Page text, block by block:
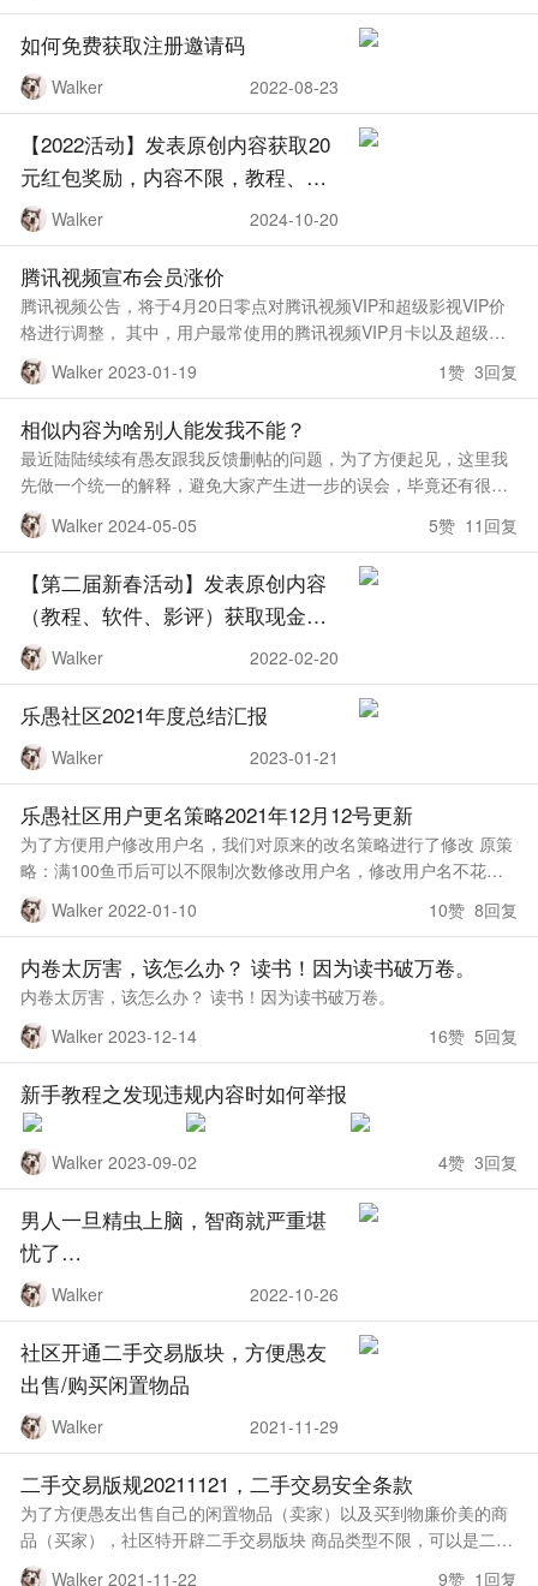
如何免费获取注册邀请码
Walker 2022-08-23
【2022活动】发表原创内容获取20
元红包奖励，内容不限，教程、软
件、影评等均可
Walker 2024-10-20
腾讯视频宣布会员涨价
腾讯视频公告，将于4月20日零点对腾讯视频VIP和超级影视VIP价
格进行调整， 其中，用户最常使用的腾讯视频VIP月卡以及超级影
视VIP的多项套餐价格均保持不变，VIP连续包月价格由20元调整为
25元
Walker 2023-01-19 1赞 3回复
相似内容为啥别人能发我不能？
最近陆陆续续有愚友跟我反馈删帖的问题，为了方便起见，这里我
先做一个统一的解释，避免大家产生进一步的误会，毕竟还有很多
用户删贴之后心里不爽但也不会跟我们反馈。 为什么相似的内容别
人能发成功而我却通过不了
Walker 2024-05-05 5赞 11回复
【第二届新春活动】发表原创内容
（教程、软件、影评）获取现金奖
励 Walker 2022-02-20
乐愚社区2021年度总结汇报
Walker 2023-01-21
乐愚社区用户更名策略2021年12月12号更新
为了方便用户修改用户名，我们对原来的改名策略进行了修改 原策
略：满100鱼币后可以不限制次数修改用户名，修改用户名不花费
鱼币 现策略：一年内可免费修改用户名一次，超过一次多收50鱼
币/次 具体策略如下
Walker 2022-01-10 10赞 8回复
内卷太厉害，该怎么办？ 读书！因为读书破万卷。
内卷太厉害，该怎么办？ 读书！因为读书破万卷。
Walker 2023-12-14
16赞 5回复
新手教程之发现违规内容时如何举报
Walker 2023-09-02 4赞 3回复
男人一旦精虫上脑，智商就严重堪
忧了… ​​​
Walker 2022-10-26
社区开通二手交易版块，方便愚友
出售/购买闲置物品
Walker 2021-11-29
二手交易版规20211121，二手交易安全条款
为了方便愚友出售自己的闲置物品（卖家）以及买到物廉价美的商
品（买家），社区特开辟二手交易版块 商品类型不限，可以是二手
手机等实物交易，也可以是虚拟物品，包括但不限于拼网课教程等
Walker 2021-11-22 9赞 1回复